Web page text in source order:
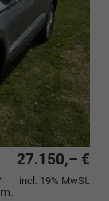
27.150,– €
incl. 19% MwSt.